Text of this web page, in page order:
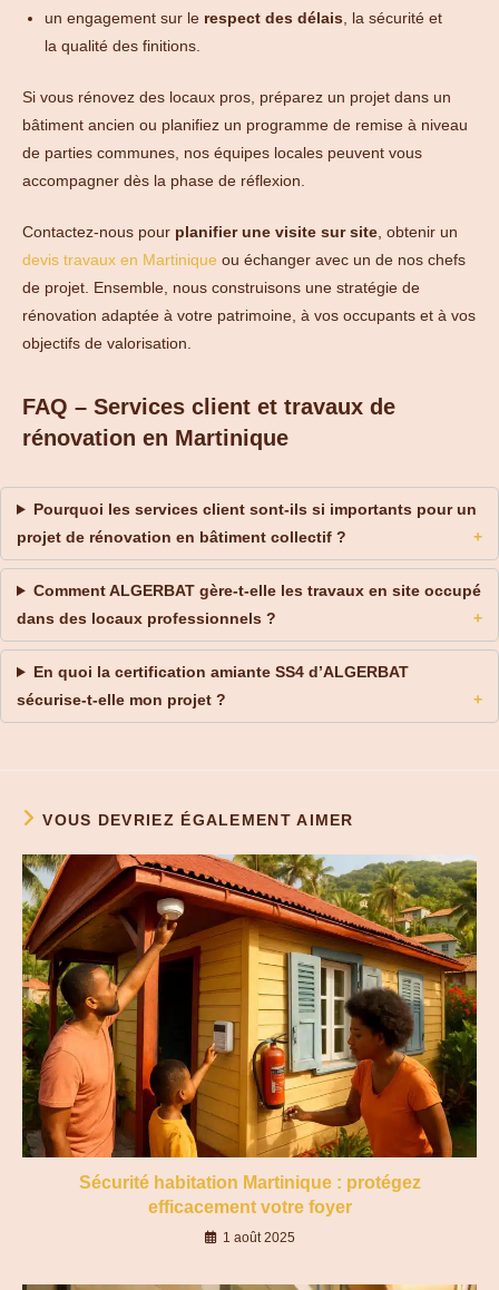
un engagement sur le respect des délais , la sécurité et
la qualité des finitions.
Si vous rénovez des locaux pros, préparez un projet dans un
bâtiment ancien ou planifiez un programme de remise à niveau
de parties communes, nos équipes locales peuvent vous
accompagner dès la phase de réflexion.
Contactez-nous pour planifier une visite sur site , obtenir un
devis travaux en Martinique ou échanger avec un de nos chefs
de projet. Ensemble, nous construisons une stratégie de
rénovation adaptée à votre patrimoine, à vos occupants et à vos
objectifs de valorisation.
FAQ – Services client et travaux de
rénovation en Martinique
Pourquoi les services client sont-ils si importants pour un
projet de rénovation en bâtiment collectif ?
Comment ALGERBAT gère-t-elle les travaux en site occupé
dans des locaux professionnels ?
En quoi la certification amiante SS4 d’ALGERBAT
sécurise-t-elle mon projet ?
VOUS DEVRIEZ ÉGALEMENT AIMER
Sécurité habitation Martinique : protégez
efficacement votre foyer
1 août 2025